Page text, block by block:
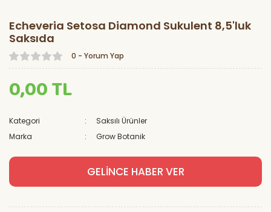
Echeveria Setosa Diamond Sukulent 8,5'luk
Saksıda
0 - Yorum Yap
0,00 TL
Kategori
Saksılı Ürünler
Marka
Grow Botanik
GELİNCE HABER VER